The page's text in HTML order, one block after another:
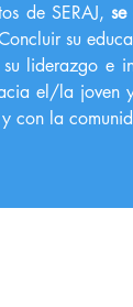
de SERAJ,
su
liderazgo e
el/la joven
con la